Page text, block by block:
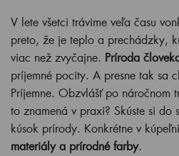
V lete všetci trávime veľa času
preto, že je teplo a prechádzky,
viac než zvyčajne. Príroda
príjemné pocity. A presne tak sa
Príjemne. Obzvlášť po náročnom
to znamená v praxi? Skúste si do
kúsok prírody. Konkrétne v
materiály a prírodné farby.